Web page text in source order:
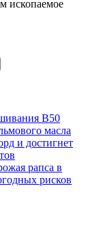
ископаемое
В50
масла
и достигнет
рапса в
рисков